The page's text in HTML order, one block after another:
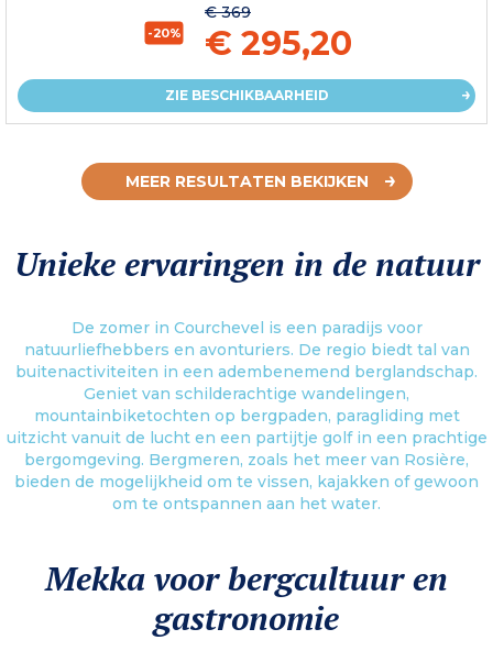
-20%
€ 369
€ 295,20
ZIE BESCHIKBAARHEID
MEER RESULTATEN BEKIJKEN
Unieke ervaringen in de natuur
De zomer in Courchevel is een paradijs voor
natuurliefhebbers en avonturiers. De regio biedt tal van
buitenactiviteiten in een adembenemend berglandschap.
Geniet van schilderachtige wandelingen,
mountainbiketochten op bergpaden, paragliding met
uitzicht vanuit de lucht en een partijtje golf in een prachtige
bergomgeving. Bergmeren, zoals het meer van Rosière,
bieden de mogelijkheid om te vissen, kajakken of gewoon
om te ontspannen aan het water.
Mekka voor bergcultuur en
gastronomie